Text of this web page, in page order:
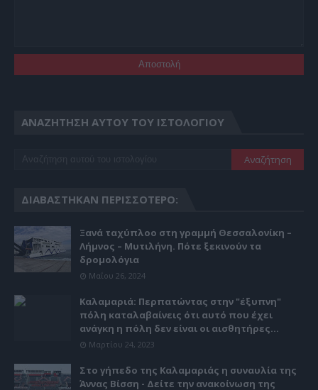
ΑΝΑΖΉΤΗΣΗ ΑΥΤΟΎ ΤΟΥ ΙΣΤΟΛΟΓΊΟΥ
ΔΙΑΒΆΣΤΗΚΑΝ ΠΕΡΙΣΣΌΤΕΡΟ:
Ξανά ταχύπλοο στη γραμμή Θεσσαλονίκη –
Λήμνος – Μυτιλήνη. Πότε ξεκινούν τα
δρομολόγια
Μαΐου 26, 2024
Καλαμαριά: Περπατώντας στην "έξυπνη"
πόλη καταλαβαίνεις ότι αυτό που έχει
ανάγκη η πόλη δεν είναι οι αισθητήρες...
Μαρτίου 24, 2023
Στο γήπεδο της Καλαμαριάς η συναυλία της
Άννας Βίσση - Δείτε την ανακοίνωση της